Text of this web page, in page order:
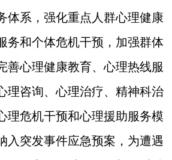
体系，强化重点人群心理健康
务和个体危机干预，加强群体
善心理健康教育、心理热线服
理咨询、心理治疗、精神科治
理危机干预和心理援助服务模
入突发事件应急预案，为遭遇